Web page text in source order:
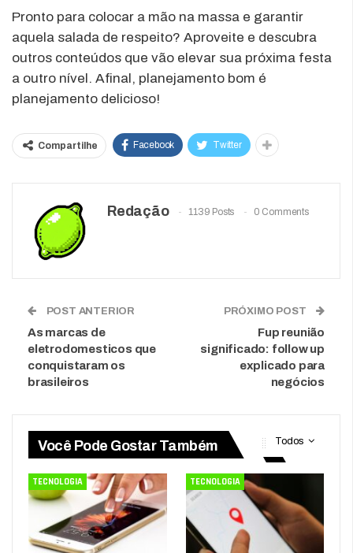
Pronto para colocar a mão na massa e garantir
aquela salada de respeito? Aproveite e descubra
outros conteúdos que vão elevar sua próxima festa
a outro nível. Afinal, planejamento bom é
planejamento delicioso!
Compartilhe Facebook Twitter
Redação 1139 Posts 0 Comments
POST ANTERIOR
As marcas de
eletrodomesticos que
conquistaram os
brasileiros
PRÓXIMO POST
Fup reunião
significado: follow up
explicado para
negócios
Todos
Você Pode Gostar Também
TECNOLOGIA TECNOLOGIA